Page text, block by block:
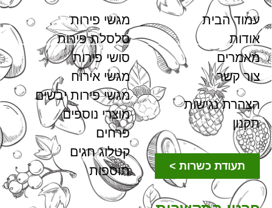
עמוד הבית
אודות
מאמרים
צור קשר
הצהרת נגישות
תקנון
תעודת כשרות >
מגשי פירות
סלסלת פירות
סושי פירות
מגשי אירוח
מגשי פירות יבשים
מוצרי נוספים
פרחים
קטלוג חגים
תוספות